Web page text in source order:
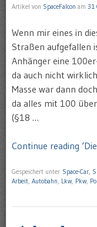
Artikel von SpaceFalcon am 31
Wenn mir eines in
Straßen aufgefallen
Anhänger eine
da auch nicht
Masse war dann
da alles mit 100
(§18 …
Continue reading
Gespeichert unter Space-Car
Arbeit Autobahn Lkw, Pkw,